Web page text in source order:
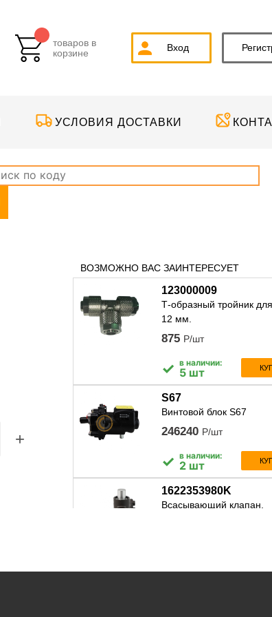
товаров в
корзине
Вход
УСЛОВИЯ ДОСТАВКИ
+
ВОЗМОЖНО ВАС ЗАИНТЕРЕСУЕТ
123000009
Т-образный тройник
12 мм.
875 Р/шт
✓ в наличии:
5 шт
S67
Винтовой блок S67
246240 Р/шт
✓ в наличии:
2 шт
1622353980K
Всасывающий клапан,
✓ 4 шт